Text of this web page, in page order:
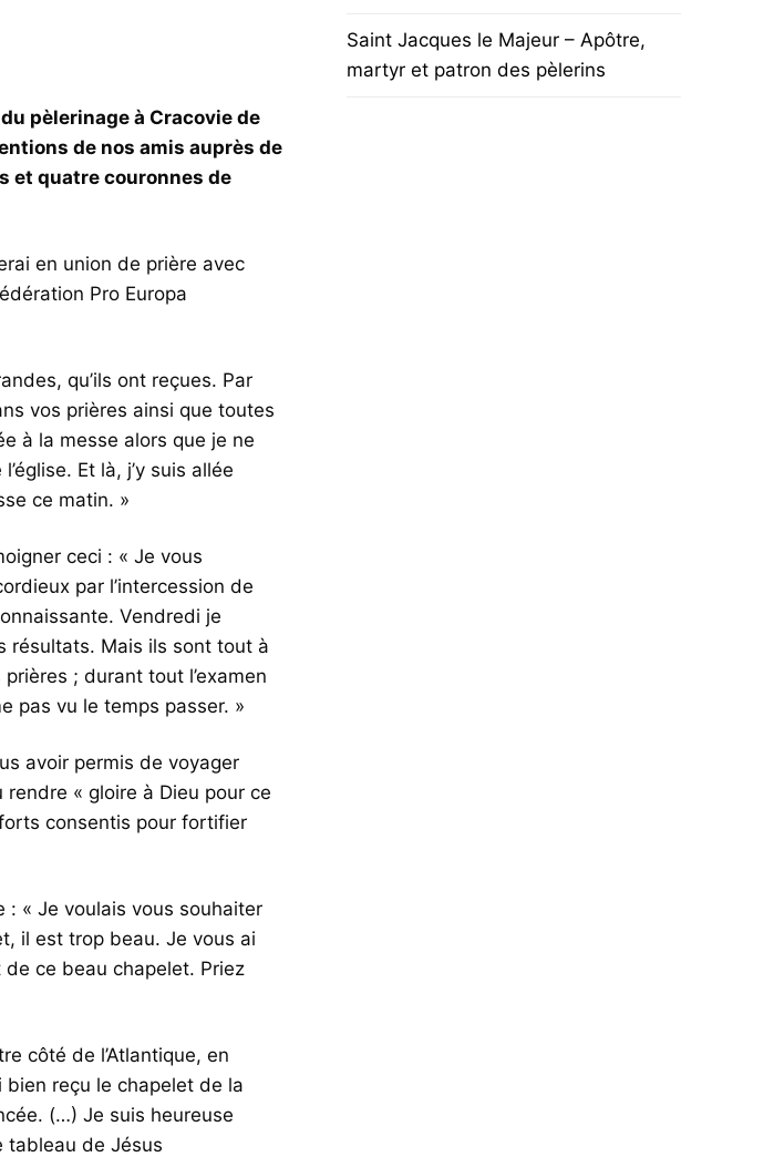
pèlerinage à Cracovie de
de nos amis auprès de
et quatre couronnes de
en union de prière avec
Pro Europa
qu’ils ont reçues. Par
vos prières ainsi que toutes
à la messe alors que je ne
Et là, j’y suis allée
ce matin. »
ceci : « Je vous
par l’intercession de
Vendredi je
résultats. Mais ils sont tout à
; durant tout l’examen
pas vu le temps passer. »
avoir permis de voyager
rendre « gloire à Dieu pour ce
consentis pour fortifier
: « Je voulais vous souhaiter
il est trop beau. Je vous ai
ce beau chapelet. Priez
côté de l’Atlantique, en
bien reçu le chapelet de la
(…) Je suis heureuse
tableau de Jésus
Saint Jacques le Majeur – Apôtre,
martyr et patron des pèlerins